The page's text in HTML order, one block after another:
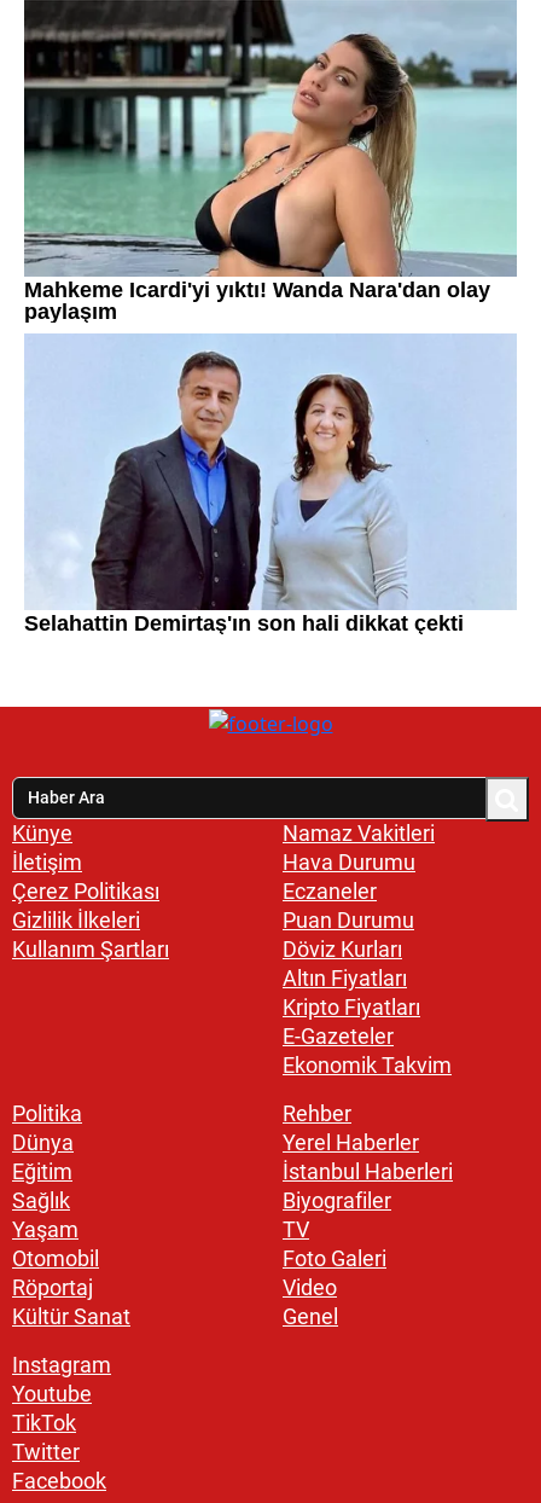
Künye
İletişim
Çerez Politikası
Gizlilik İlkeleri
Kullanım Şartları
Namaz Vakitleri
Hava Durumu
Eczaneler
Puan Durumu
Döviz Kurları
Altın Fiyatları
Kripto Fiyatları
E-Gazeteler
Ekonomik Takvim
Politika
Dünya
Eğitim
Sağlık
Yaşam
Otomobil
Röportaj
Kültür Sanat
Rehber
Yerel Haberler
İstanbul Haberleri
Biyografiler
TV
Foto Galeri
Video
Genel
Instagram
Youtube
TikTok
Twitter
Facebook